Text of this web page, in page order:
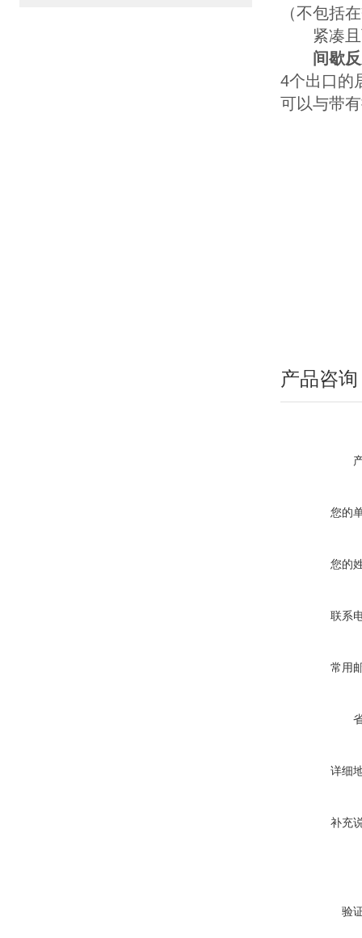
（不包括
紧凑且
间歇
4个出口的
可以与带
产品咨询
您的
您的
联系
常用
详细
补充
验